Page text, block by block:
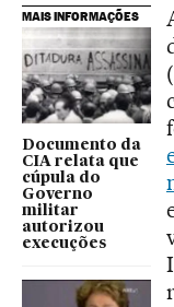
MAIS INFORMAÇÕES
Documento da
CIA relata que
cúpula do
Governo
militar
autorizou
execuções